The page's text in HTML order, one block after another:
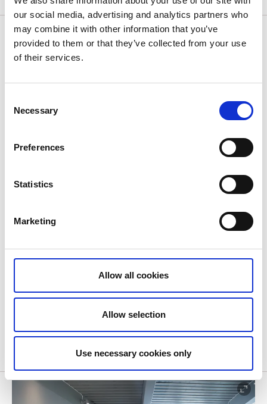
our social media, advertising and analytics partners who
may combine it with other information that you’ve
provided to them or that they’ve collected from your use
of their services.
Selection
Necessary
Preferences
Statistics
Marketing
Allow all cookies
Allow selection
Use necessary cookies only
Gerlesborg
njuta av utsikten över den glittrande Bottnafjorden
och dess omgivningar. Här finns plats för både
promenad till havet, och ett stenkast till norra
Bohusläns absoluta kulturcentrum
kollektivverkstad) är detta boendet för dig som
värdesätter det vackra i livet.